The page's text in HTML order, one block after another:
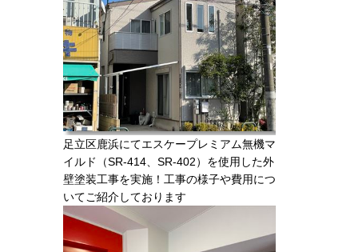
足立区鹿浜にてエスケープレミアム無機マ
イルド（SR-414、SR-402）を使用した外
壁塗装工事を実施！工事の様子や費用につ
いてご紹介しております